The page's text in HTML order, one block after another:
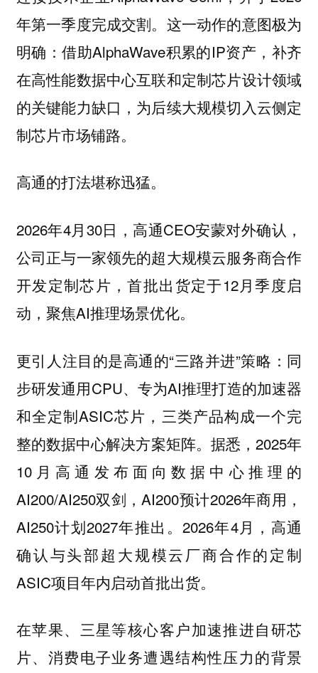
年第一季度完成交割。这一动作的意图极为
明确：借助AlphaWave积累的IP资产，补齐
在高性能数据中心互联和定制芯片设计领域
的关键能力缺口，为后续大规模切入云侧定
制芯片市场铺路。
高通的打法堪称迅猛。
2026年4月30日，高通CEO安蒙对外确认，
公司正与一家领先的超大规模云服务商合作
开发定制芯片，首批出货定于12月季度启
动，聚焦AI推理场景优化。
更引人注目的是高通的“三路并进”策略：同
步研发通用CPU、专为AI推理打造的加速器
和全定制ASIC芯片，三类产品构成一个完
整的数据中心解决方案矩阵。据悉，2025年
10月高通发布面向数据中心推理的
AI200/AI250双剑，AI200预计2026年商用，
AI250计划2027年推出。2026年4月，高通
确认与头部超大规模云厂商合作的定制
ASIC项目年内启动首批出货。
在苹果、三星等核心客户加速推进自研芯
片、消费电子业务遭遇结构性压力的背景